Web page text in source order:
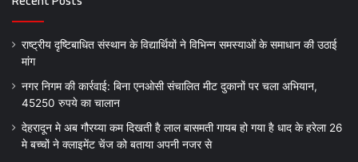
राष्ट्रीय दृष्टिबाधित संस्थान के विद्यार्थियों ने विभिन्न समस्याओं के समाधान की उठाई
मांग
नगर निगम की कार्रवाई: बिना एनओसी संचालित मीट दुकानों पर चला अभियान,
45250 रुपये का चालान
देहरादून मे अब गौरय्या कम दिखती है लाल बासमती गायब हो गया है धाद के हरेला 26
मे बच्चों ने क्लाइमेंट चेंज को बताया अपनी नजर से